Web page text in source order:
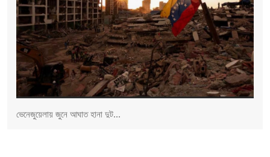
ভেনেজুয়েলায় জুনে আঘাত হানা দুট...